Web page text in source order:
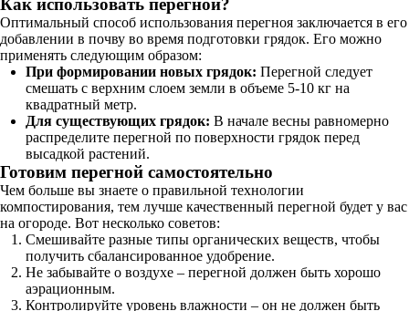
Как использовать перегной?
Оптимальный способ использования перегноя заключается в его
добавлении в почву во время подготовки грядок. Его можно
применять следующим образом:
При формировании новых грядок: Перегной следует
смешать с верхним слоем земли в объеме 5-10 кг на
квадратный метр.
Для существующих грядок: В начале весны равномерно
распределите перегной по поверхности грядок перед
высадкой растений.
Готовим перегной самостоятельно
Чем больше вы знаете о правильной технологии
компостирования, тем лучше качественный перегной будет у вас
на огороде. Вот несколько советов:
Смешивайте разные типы органических веществ, чтобы
получить сбалансированное удобрение.
Не забывайте о воздухе – перегной должен быть хорошо
аэрационным.
Контролируйте уровень влажности – он не должен быть